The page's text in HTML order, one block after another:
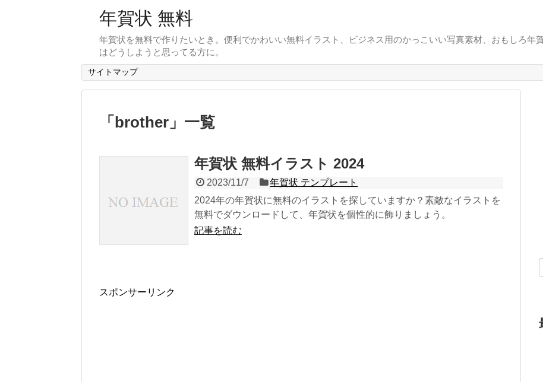
年賀状 無料
年賀状を無料で作りたいとき。便利でかわいい無料イラスト、ビジネス用のかっこいい写真素材、おもしろ年
はどうしようと思ってる方に。
サイトマップ
「 brother 」 一覧
年賀状 無料イラスト 2024
2023/11/7
年賀状 テンプレート
2024年の年賀状に無料のイラストを探していますか？素敵なイラストを
無料でダウンロードして、年賀状を個性的に飾りましょう。
記事を読む
スポンサーリンク